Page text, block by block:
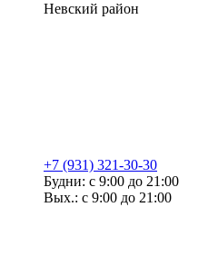
Невский район
+7 (931) 321-30-30
Будни: с 9:00 до 21:00
Вых.: с 9:00 до 21:00